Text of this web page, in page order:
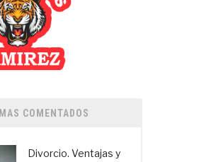
MAS COMENTADOS
Divorcio. Ventajas y